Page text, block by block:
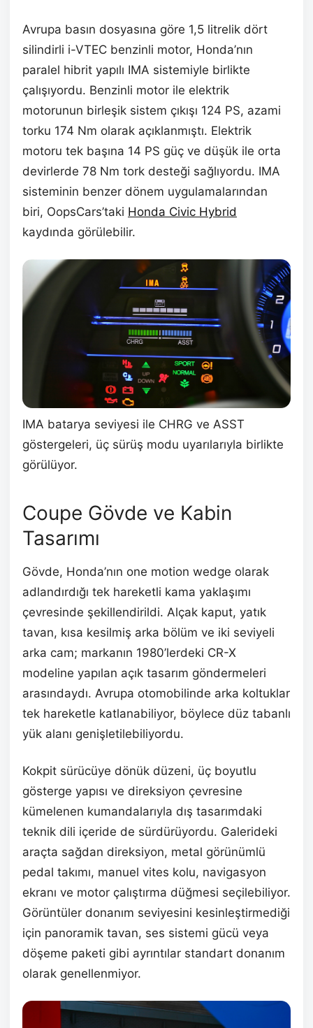
Avrupa basın dosyasına göre 1,5 litrelik dört
silindirli i-VTEC benzinli motor, Honda’nın
paralel hibrit yapılı IMA sistemiyle birlikte
çalışıyordu. Benzinli motor ile elektrik
motorunun birleşik sistem çıkışı 124 PS, azami
torku 174 Nm olarak açıklanmıştı. Elektrik
motoru tek başına 14 PS güç ve düşük ile orta
devirlerde 78 Nm tork desteği sağlıyordu. IMA
sisteminin benzer dönem uygulamalarından
biri, OopsCars’taki Honda Civic Hybrid
kaydında görülebilir.
IMA batarya seviyesi ile CHRG ve ASST
göstergeleri, üç sürüş modu uyarılarıyla birlikte
görülüyor.
Coupe Gövde ve Kabin
Tasarımı
Gövde, Honda’nın one motion wedge olarak
adlandırdığı tek hareketli kama yaklaşımı
çevresinde şekillendirildi. Alçak kaput, yatık
tavan, kısa kesilmiş arka bölüm ve iki seviyeli
arka cam; markanın 1980’lerdeki CR-X
modeline yapılan açık tasarım göndermeleri
arasındaydı. Avrupa otomobilinde arka koltuklar
tek hareketle katlanabiliyor, böylece düz tabanlı
yük alanı genişletilebiliyordu.
Kokpit sürücüye dönük düzeni, üç boyutlu
gösterge yapısı ve direksiyon çevresine
kümelenen kumandalarıyla dış tasarımdaki
teknik dili içeride de sürdürüyordu. Galerideki
araçta sağdan direksiyon, metal görünümlü
pedal takımı, manuel vites kolu, navigasyon
ekranı ve motor çalıştırma düğmesi seçilebiliyor.
Görüntüler donanım seviyesini kesinleştirmediği
için panoramik tavan, ses sistemi gücü veya
döşeme paketi gibi ayrıntılar standart donanım
olarak genellenmiyor.